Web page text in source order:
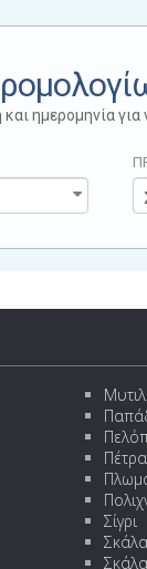
και ημερομηνία
Πέτρα
Σίγρι